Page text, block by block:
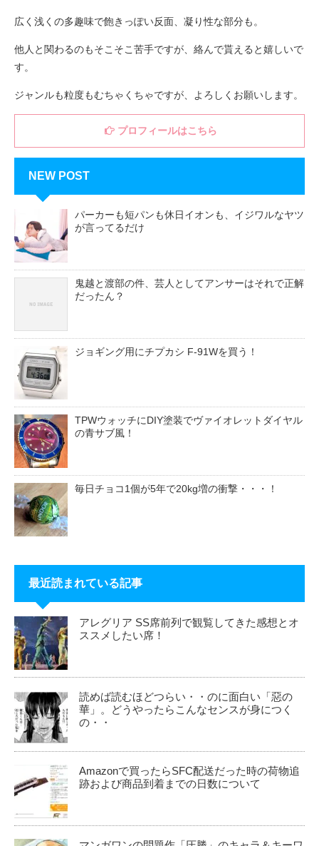
広く浅くの多趣味で飽きっぽい反面、凝り性な部分も。
他人と関わるのもそこそこ苦手ですが、絡んで貰えると嬉しいで
す。
ジャンルも粒度もむちゃくちゃですが、よろしくお願いします。
プロフィールはこちら
NEW POST
パーカーも短パンも休日イオンも、イジワルなヤツ
が言ってるだけ
鬼越と渡部の件、芸人としてアンサーはそれで正解
だったん？
ジョギング用にチプカシ F-91Wを買う！
TPWウォッチにDIY塗装でヴァイオレットダイヤル
の青サブ風！
毎日チョコ1個が5年で20kg増の衝撃・・・！
最近読まれている記事
アレグリア SS席前列で観覧してきた感想とオ
ススメしたい席！
読めば読むほどつらい・・のに面白い「惡の
華」。どうやったらこんなセンスが身につく
の・・
Amazonで買ったらSFC配送だった時の荷物追
跡および商品到着までの日数について